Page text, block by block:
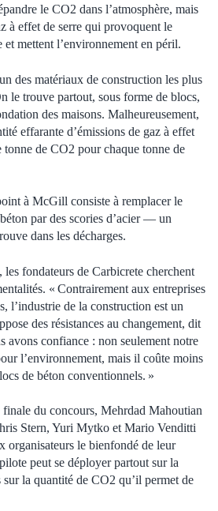
le CO2 dans l’atmosphère, mais
à effet de serre qui provoquent le
mettent l’environnement en péril.
des matériaux de construction les plus
le trouve partout, sous forme de blocs,
des maisons. Malheureusement,
effarante d’émissions de gaz à effet
tonne de CO2 pour chaque tonne de
à McGill consiste à remplacer le
par des scories d’acier — un
dans les décharges.
les fondateurs de Carbicrete cherchent
« Contrairement aux entreprises
l’industrie de la construction est un
des résistances au changement, dit
avons confiance : non seulement notre
l’environnement, mais il coûte moins
de béton conventionnels. »
finale du concours, Mehrdad Mahoutian
Stern, Yuri Mytko et Mario Venditti
le bienfondé de leur
peut se déployer partout sur la
la quantité de CO2 qu’il permet de